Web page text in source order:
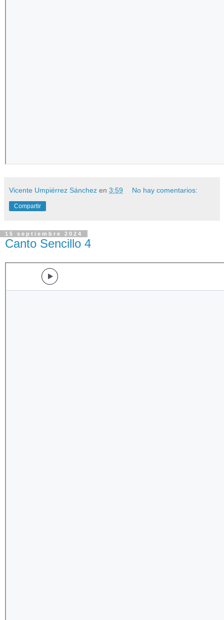
Vicente Umpiérrez Sánchez en 3:59 No hay comentarios:
Compartir
15 septiembre 2024
Canto Sencillo 4